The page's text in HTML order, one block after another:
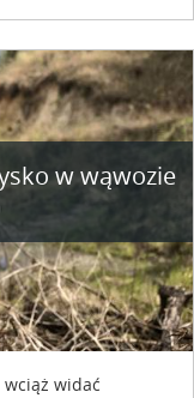
winiety, co
w wąwozie
widać